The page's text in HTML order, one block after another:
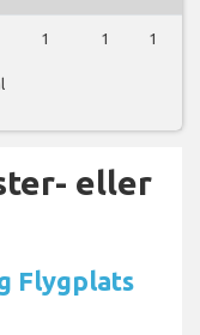
1 1 1
eller
Flygplats